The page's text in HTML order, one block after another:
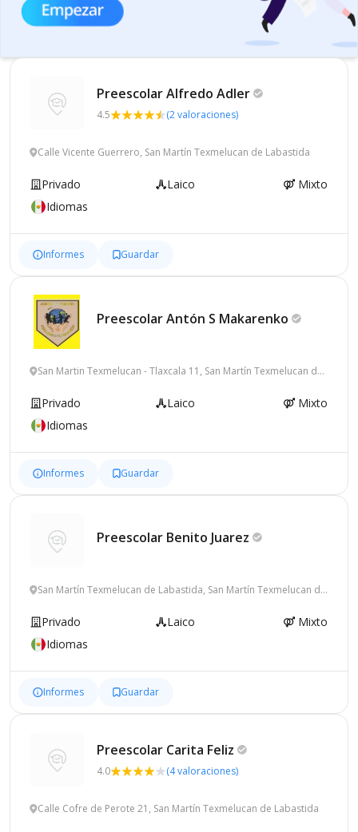
Preescolar Alfredo Adler
4.5 (2 valoraciones)
Calle Vicente Guerrero, San Martín Texmelucan de Labastida
Privado Laico
Mixto
Idiomas
Informes Guardar
Preescolar Antón S Makarenko
San Martin Texmelucan - Tlaxcala 11, San Martín Texmelucan de
Privado Laico
Mixto
Idiomas
Informes Guardar
Preescolar Benito Juarez
San Martín Texmelucan de Labastida, San Martín Texmelucan de
Privado Laico
Mixto
Idiomas
Informes Guardar
Preescolar Carita Feliz
4.0 (4 valoraciones)
Calle Cofre de Perote 21, San Martín Texmelucan de Labastida